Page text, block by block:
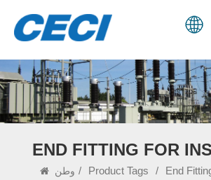
END FITTING FOR
وطن / Product Tags / End